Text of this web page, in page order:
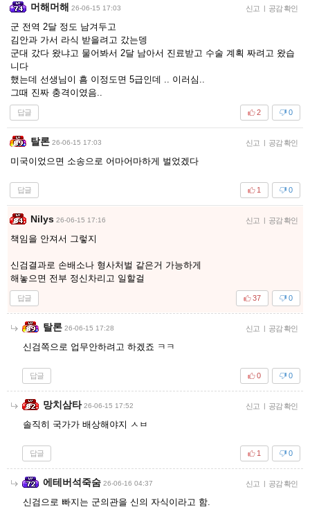
머해머해 26-06-15 17:03 신고 | 공감 확인
군 전역 2달 정도 남겨두고
김안과 가서 라식 받을려고 갔는뎅
군대 갔다 왔냐고 물어봐서 2달 남아서 진료받고 수술 계획 짜려고 왔습
니다
했는데 선생님이 흠 이정도면 5급인데 .. 이러심..
그때 진짜 충격이였음..
답글 0
2
탈론 26-06-15 17:03 신고 | 공감 확인
미국이었으면 소송으로 어마어마하게 벌었겠다
답글 0
1
Nilys 26-06-15 17:16 신고 | 공감 확인
책임을 안져서 그렇지
신검결과로 손배소나 형사처벌 같은거 가능하게
해놓으면 전부 정신차리고 일할걸
답글 0
37
탈론 26-06-15 17:28 신고 | 공감 확인
신검쪽으로 업무안하려고 하겠죠 ㅋㅋ
답글 0
0
망치삼타 26-06-15 17:52 신고 | 공감 확인
솔직히 국가가 배상해야지 ㅅㅂ
답글 0
1
에테버석죽숨 26-06-16 04:37 신고 | 공감 확인
신검으로 빠지는 군의관을 신의 자식이라고 함.